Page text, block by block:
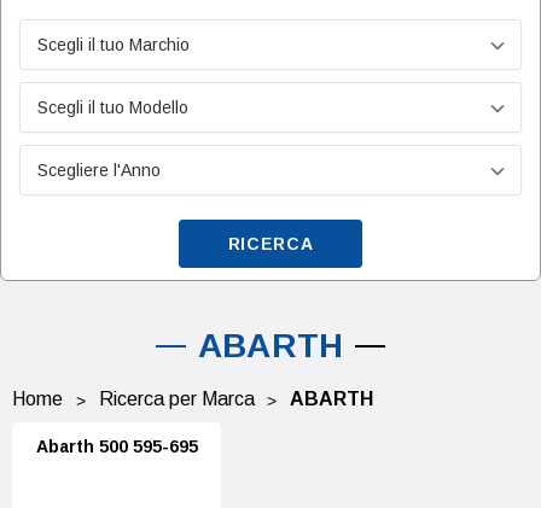
RICERCA
ABARTH
Home Ricerca per Marca ABARTH
Abarth 500 595-695